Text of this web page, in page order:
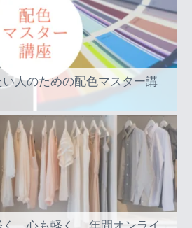
人のための配色マスター講
。心も軽く。 年間オンライ